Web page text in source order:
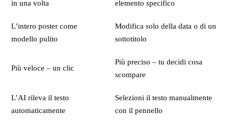
in una volta
elemento specifico
L’intero poster come
modello pulito
Modifica solo della data o di un
sottotitolo
Più veloce – un clic
Più preciso – tu decidi cosa
scompare
L’AI rileva il testo
automaticamente
Selezioni il testo manualmente
con il pennello